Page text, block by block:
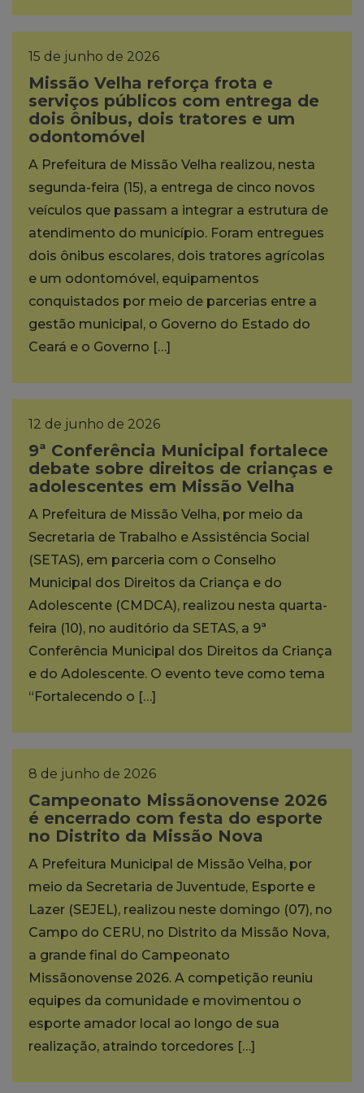
15 de junho de 2026
Missão Velha reforça frota e
serviços públicos com entrega de
dois ônibus, dois tratores e um
odontomóvel
A Prefeitura de Missão Velha realizou, nesta
segunda-feira (15), a entrega de cinco novos
veículos que passam a integrar a estrutura de
atendimento do município. Foram entregues
dois ônibus escolares, dois tratores agrícolas
e um odontomóvel, equipamentos
conquistados por meio de parcerias entre a
gestão municipal, o Governo do Estado do
Ceará e o Governo […]
12 de junho de 2026
9ª Conferência Municipal fortalece
debate sobre direitos de crianças e
adolescentes em Missão Velha
A Prefeitura de Missão Velha, por meio da
Secretaria de Trabalho e Assistência Social
(SETAS), em parceria com o Conselho
Municipal dos Direitos da Criança e do
Adolescente (CMDCA), realizou nesta quarta-
feira (10), no auditório da SETAS, a 9ª
Conferência Municipal dos Direitos da Criança
e do Adolescente. O evento teve como tema
“Fortalecendo o […]
8 de junho de 2026
Campeonato Missãonovense 2026
é encerrado com festa do esporte
no Distrito da Missão Nova
A Prefeitura Municipal de Missão Velha, por
meio da Secretaria de Juventude, Esporte e
Lazer (SEJEL), realizou neste domingo (07), no
Campo do CERU, no Distrito da Missão Nova,
a grande final do Campeonato
Missãonovense 2026. A competição reuniu
equipes da comunidade e movimentou o
esporte amador local ao longo de sua
realização, atraindo torcedores […]